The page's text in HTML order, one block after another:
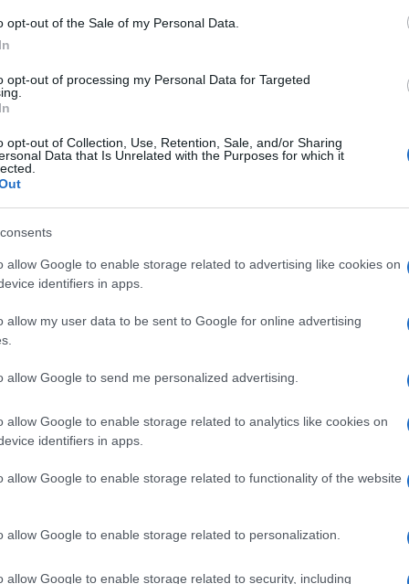
opt-out of the Sale of my Personal Data.
opt-out of processing my Personal Data for Targeted
opt-out of Collection, Use, Retention, Sale, and/or Sharing
Data that Is Unrelated with the Purposes for which it
allow Google to enable storage related to advertising like cookies on
identifiers in apps.
allow my user data to be sent to Google for online advertising
allow Google to send me personalized advertising.
allow Google to enable storage related to analytics like cookies on
identifiers in apps.
allow Google to enable storage related to functionality of the website
allow Google to enable storage related to personalization.
allow Google to enable storage related to security, including
per le vie del centro storico ad
politica misera e analfabeta.
La favola spagnola che in Italia sembra
si offre a uno di questi registi per un prossimo
a farlo. Lavori saltuari, a giornata, che non gli
Lei è nella lista di emergenza dal 2004,
uno dei tanti a Palermo. Nella lista di
nuclei familiari. Ad aspettarsi una casa
la gente occupa la prima casa vuota che
alla mafia e che tardano ad essere messi
all’occasione che può offrire il patrimonio
sono lunghi, e accade che una coppia con figli
al domani passi dalla normalità alla
di stenti, ma c’era un tetto, l’acqua per lavare
Il
dei
La